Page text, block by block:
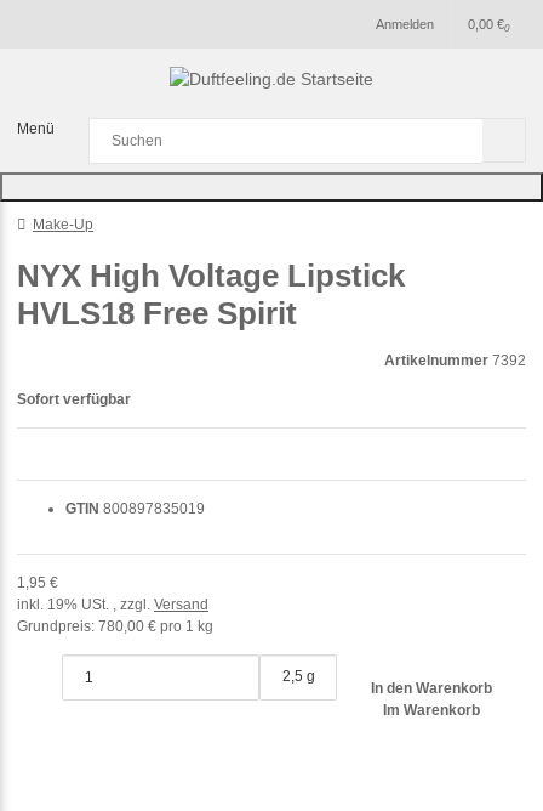
Anmelden 0
0,00 €
Menü
Make-Up
NYX High Voltage Lipstick
HVLS18 Free Spirit
Artikelnummer 7392
GTIN 800897835019
1,95 €
inkl. 19% USt. , zzgl. Versand
Grundpreis: 780,00 € pro 1 kg
2,5 g
In den Warenkorb
Im Warenkorb
Sofort verfügbar